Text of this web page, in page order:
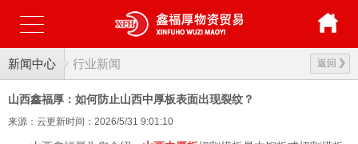
新闻中心 返回
行业新闻
山西鑫福厚：如何防止山西中厚板表面出现裂纹？
来源：云更新时间：2026/5/31 9:01:10